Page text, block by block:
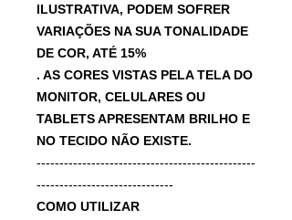
ILUSTRATIVA, PODEM SOFRER
VARIAÇÕES NA SUA TONALIDADE
DE COR, ATÉ 15%
. AS CORES VISTAS PELA TELA DO
MONITOR, CELULARES OU
TABLETS APRESENTAM BRILHO E
NO TECIDO NÃO EXISTE.
------------------------------------------------
------------------------------
COMO UTILIZAR